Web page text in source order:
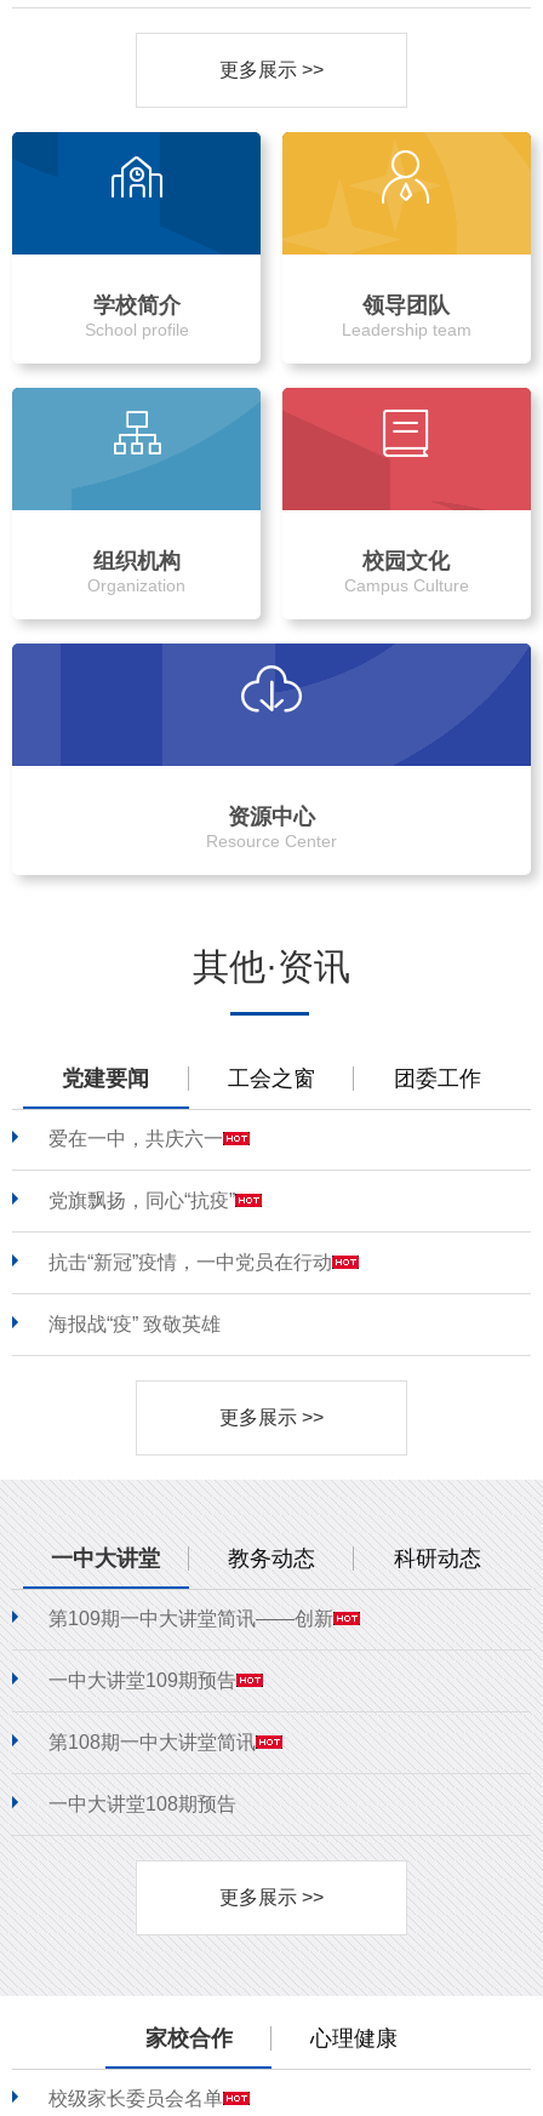
更多展示 >>
学校简介
School profile
领导团队
Leadership team
组织机构
Organization
校园文化
Campus Culture
资源中心
Resource Center
其他·资讯
党建要闻 工会之窗 团委工作
爱在一中，共庆六一
党旗飘扬，同心“抗疫”
抗击“新冠”疫情，一中党员在行动
海报战“疫” 致敬英雄
更多展示 >>
一中大讲堂 教务动态 科研动态
第109期一中大讲堂简讯——创新
一中大讲堂109期预告
第108期一中大讲堂简讯
一中大讲堂108期预告
更多展示 >>
家校合作 心理健康
校级家长委员会名单